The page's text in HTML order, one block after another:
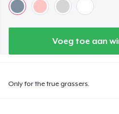
Voeg toe aan
Only for the true grassers.